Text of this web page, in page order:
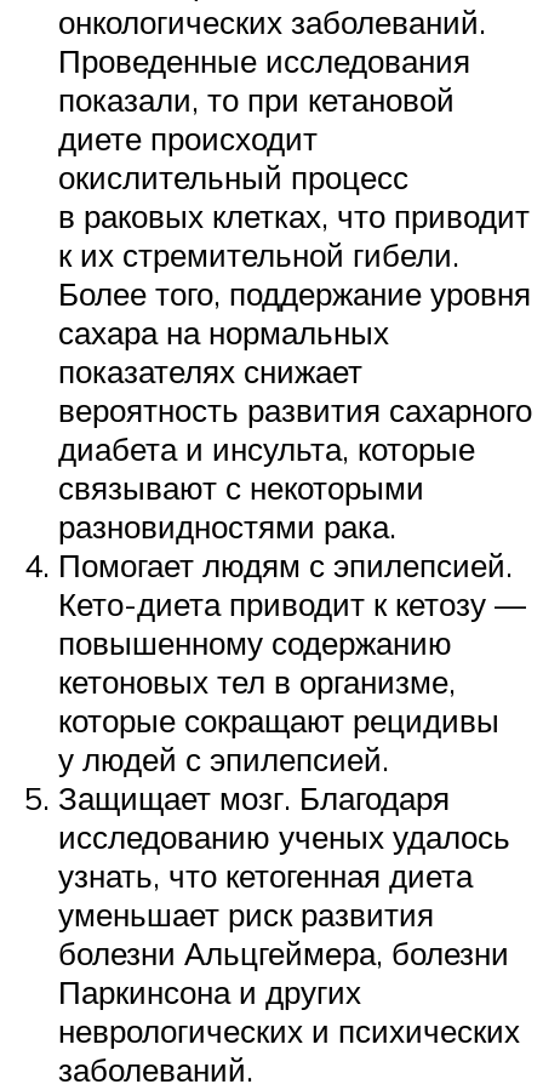
онкологических заболеваний.
Проведенные исследования
показали, то при кетановой
диете происходит
окислительный процесс
в раковых клетках, что приводит
к их стремительной гибели.
Более того, поддержание уровня
сахара на нормальных
показателях снижает
вероятность развития сахарного
диабета и инсульта, которые
связывают с некоторыми
разновидностями рака.
Помогает людям с эпилепсией.
Кето-диета приводит к кетозу —
повышенному содержанию
кетоновых тел в организме,
которые сокращают рецидивы
у людей с эпилепсией.
Защищает мозг. Благодаря
исследованию ученых удалось
узнать, что кетогенная диета
уменьшает риск развития
болезни Альцгеймера, болезни
Паркинсона и других
неврологических и психических
заболеваний.